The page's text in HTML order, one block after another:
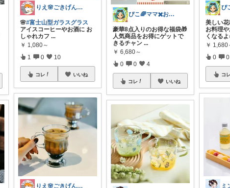
りえ🌸ごきげんな暮らし🏠🌿
🌸#富士山型ガラスグラス
アイスコーヒーやお酒に お
しゃれカフ ...
￥ 1,080～
1 0 10
コレ いいね
りえ🌸ごきげんな暮らし🏠🌿
ぴこ🌈ママ✖️お洒落✖️お得
豪華8点入りのお得な福袋🎁
人気商品をお得にゲットで
きるチャン ...
￥ 6,680～
0 0 4
コレ いいね
美しい
お料理
くなる
￥ 1,680
0 0
コレ